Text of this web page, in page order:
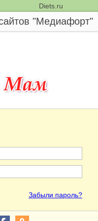
Diets.ru
"Медиафорт"
Забыли пароль?